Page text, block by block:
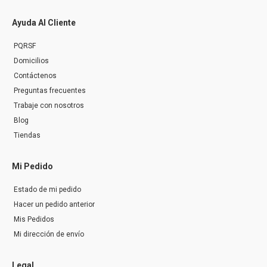
Ayuda Al Cliente
PQRSF
Domicilios
Contáctenos
Preguntas frecuentes
Trabaje con nosotros
Blog
Tiendas
Mi Pedido
Estado de mi pedido
Hacer un pedido anterior
Mis Pedidos
Mi dirección de envío